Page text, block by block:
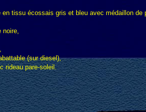
en tissu écossais gris et bleu avec médaillon de
noire,
(sur diesel),
rideau pare-soleil.